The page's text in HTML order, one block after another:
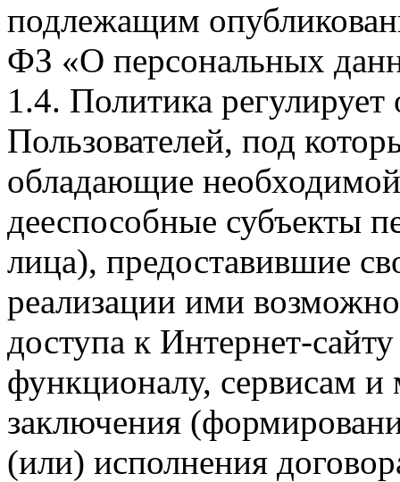
подлежащим
ФЗ «О персональных
1.4. Политика
Пользователей, под
обладающие
дееспособные субъекты
лица), предоставившие
реализации ими
доступа к Интернет-
функционалу, сервисам и
заключения
(или) исполнения